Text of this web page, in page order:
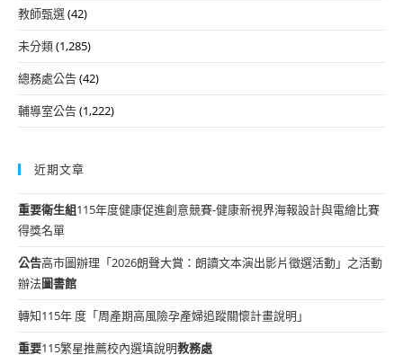
教師甄選(42)
未分類(1,285)
總務處公告(42)
輔導室公告(1,222)
近期文章
重要衛生組115年度健康促進創意競賽-健康新視界海報設計與電繪比賽
得獎名單
公告高市圖辦理「2026朗聲大賞：朗讀文本演出影片徵選活動」之活動
辦法圖書館
轉知115年 度「周產期高風險孕產婦追蹤關懷計畫說明」
重要115繁星推薦校內選填說明教務處